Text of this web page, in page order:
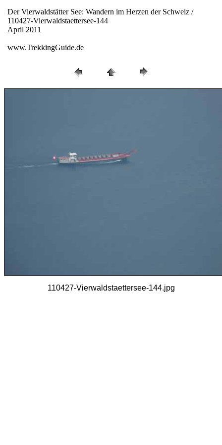
Der Vierwaldstätter See: Wandern im Herzen der Schweiz /
110427-Vierwaldstaettersee-144
April 2011
www.TrekkingGuide.de
110427-Vierwaldstaettersee-144.jpg